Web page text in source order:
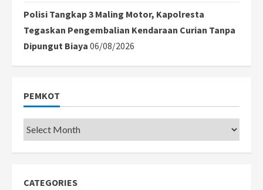
Polisi Tangkap 3 Maling Motor, Kapolresta
Tegaskan Pengembalian Kendaraan Curian Tanpa
Dipungut Biaya 06/08/2026
PEMKOT
Pemkot
CATEGORIES